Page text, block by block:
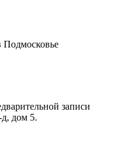
Подмосковье
записи
дом 5.